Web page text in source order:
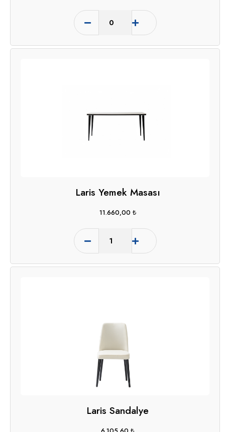
Laris Yemek Masası
11.660,00 ₺
Laris Sandalye